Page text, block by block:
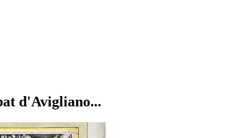
d'Avigliano...